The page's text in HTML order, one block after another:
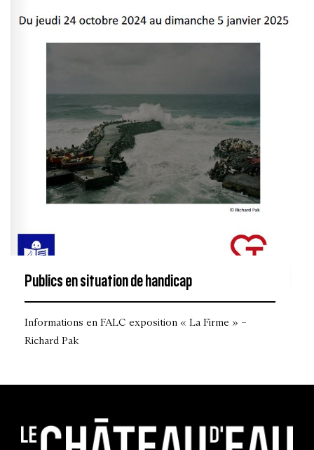
Informations en FALC exposition « La Firme » –
Richard Pak
Publics en situation de handicap